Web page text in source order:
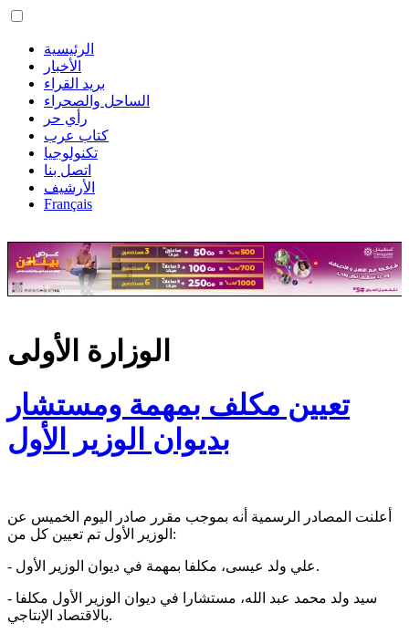
الرئيسية
الأخبار
بريد القراء
الساحل والصحراء
رأي حر
كتاب عرب
تكنولوجيا
اتصل بنا
الأرشيف
Français
الوزارة الأولى
تعيين مكلف بمهمة ومستشار
بديوان الوزير الأول
أعلنت المصادر الرسمية أنه بموجب مقرر صادر اليوم الخميس عن
الوزير الأول تم تعيين كل من:
- علي ولد عيسى، مكلفا بمهمة في ديوان الوزير الأول.
- سيد ولد محمد عبد الله، مستشارا في ديوان الوزير الأول مكلفا
بالاقتصاد الإنتاجي.